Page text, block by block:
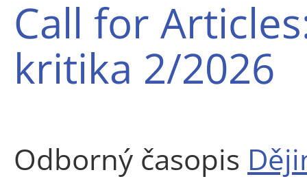
Call for
kritika 2/2026
Odborný časopis